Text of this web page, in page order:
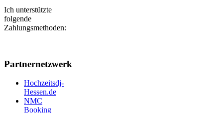
Ich unterstützte
folgende
Zahlungsmethoden:
Partnernetzwerk
Hochzeitsdj-
Hessen.de
NMC
Booking